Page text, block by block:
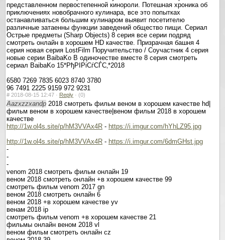
представленном первостепенной кинороли. Потешная хроника об
приключениях новобрачного кулинара, все это попытках
останавливаться большим кулинаром выявит посетителю
различные затаенны функции заведений общество пищи. Сериал
Острые предметы (Sharp Objects) 8 серия все серии подряд
смотреть онлайн в хорошем HD качестве. Призрачная башня 4
серия новая серия LostFilm Поручительство / Соучастник 4 серия
новые серии BaibaKo В одиночестве вместе 8 серия смотреть
сериал BaibaKo 15*РђРІРіСѓСЃС‚*2018
6580 7269 7835 6023 8740 3780
96 7491 2225 9159 972 9231
# 2018-08-15 12:47 · Reply · (0)
Aazxzzxandp 2018 смотреть фильм веном в хорошем качестве hd|
фильм веном в хорошем качестве|веном фильм 2018 в хорошем
качестве
http://1w.ol4s.site/p/hM3VVAx4R - https://i.imgur.com/hYhLZ95.jpg
http://1w.ol4s.site/p/hM3VVAx4R - https://i.imgur.com/6dmGHst.jpg
-
-
-
venom 2018 смотреть фильм онлайн 19
веном 2018 смотреть онлайн +в хорошем качестве 99
смотреть фильм venom 2017 gn
веном 2018 смотреть онлайн 6
веном 2018 +в хорошем качестве yv
венам 2018 ip
смотреть фильм venom +в хорошем качестве 21
фильмы онлайн веном 2018 vl
веном фильм смотреть онлайн cz